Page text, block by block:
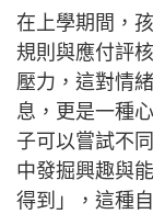
在上學期間，
規則與應付評
壓力，這對情
息，更是一種
子可以嘗試不
中發掘興趣與
得到」，這種